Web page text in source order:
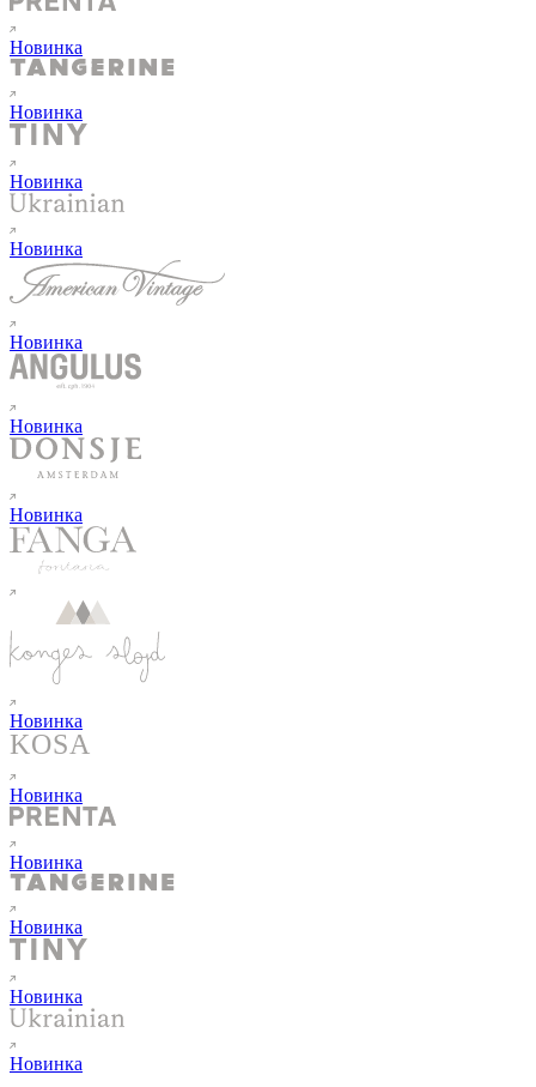
Новинка
Новинка
Новинка
Новинка
Новинка
Новинка
Новинка
Новинка
Новинка
Новинка
Новинка
Новинка
Новинка